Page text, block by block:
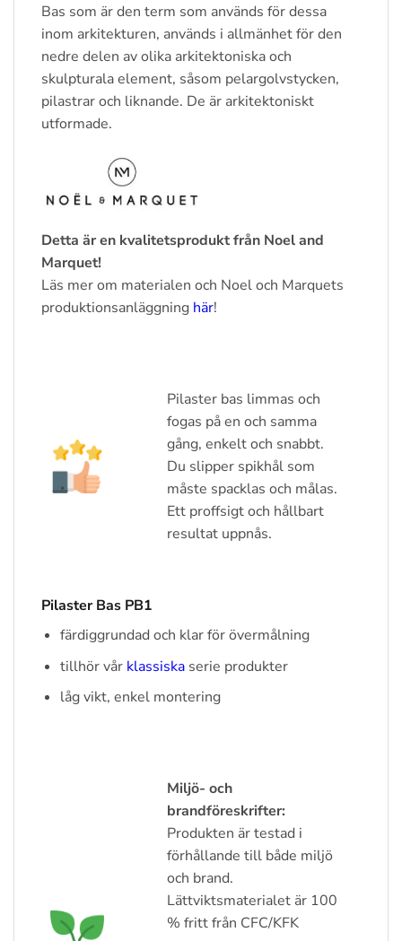
Bas som är den term som används för dessa
inom arkitekturen, används i allmänhet för den
nedre delen av olika arkitektoniska och
skulpturala element, såsom pelargolvstycken,
pilastrar och liknande. De är arkitektoniskt
utformade.
Detta är en kvalitetsprodukt från Noel and
Marquet!
Läs mer om materialen och Noel och Marquets
produktionsanläggning här!
Pilaster bas limmas och
fogas på en och samma
gång, enkelt och snabbt.
Du slipper spikhål som
måste spacklas och målas.
Ett proffsigt och hållbart
resultat uppnås.
Pilaster Bas PB1
färdiggrundad och klar för övermålning
tillhör vår klassiskaserie produkter
låg vikt, enkel montering
Miljö- och
brandföreskrifter:
Produkten är testad i
förhållande till både miljö
och brand.
Lättviktsmaterialet är 100
% fritt från CFC/KFK